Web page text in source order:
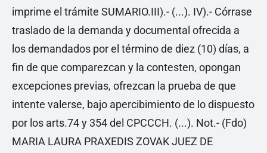
imprime el trámite SUMARIO.III).- (...). IV).- Córrase
traslado de la demanda y documental ofrecida a
los demandados por el término de diez (10) días, a
fin de que comparezcan y la contesten, opongan
excepciones previas, ofrezcan la prueba de que
intente valerse, bajo apercibimiento de lo dispuesto
por los arts.74 y 354 del CPCCCH. (...). Not.- (Fdo)
MARIA LAURA PRAXEDIS ZOVAK JUEZ DE